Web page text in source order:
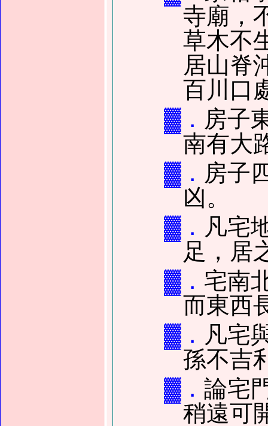
寺廟，
草木不
居山脊
百川口
▓． 房子
南有大
▓． 房子
凶。
▓． 凡宅
足，居
▓． 宅南
而東西
▓． 凡宅
孫不吉
▓． 論宅
稍遠可